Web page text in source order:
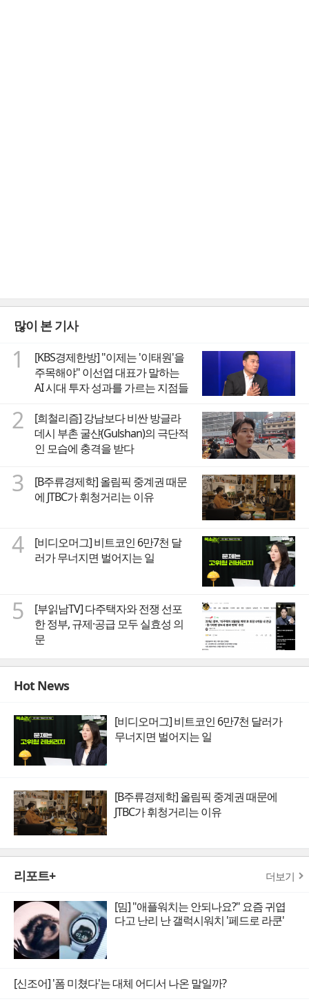
많이 본 기사
1
[KBS경제한방] "이제는 '이태원'을
주목해야" 이선엽 대표가 말하는
AI 시대 투자 성과를 가르는 지점들
2
[희철리즘] 강남보다 비싼 방글라
데시 부촌 굴샨(Gulshan)의 극단적
인 모습에 충격을 받다
3
[B주류경제학] 올림픽 중계권 때문
에 JTBC가 휘청거리는 이유
4
[비디오머그] 비트코인 6만7천 달
러가 무너지면 벌어지는 일
5
[부읽남TV] 다주택자와 전쟁 선포
한 정부, 규제·공급 모두 실효성 의
문
Hot News
[비디오머그] 비트코인 6만7천 달러가
무너지면 벌어지는 일
[B주류경제학] 올림픽 중계권 때문에
JTBC가 휘청거리는 이유
리포트+ 더보기
[밈] "애플워치는 안되나요?" 요즘 귀엽
다고 난리 난 갤럭시워치 '페드로 라쿤'
[신조어] '폼 미쳤다'는 대체 어디서 나온 말일까?